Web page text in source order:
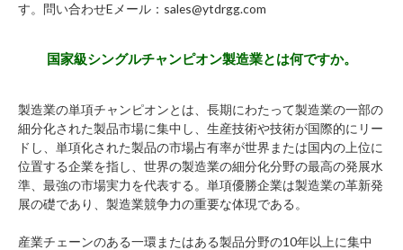
す。問い合わせEメール：sales@ytdrgg.com
国家級シングルチャンピオン製造業とは何ですか。
製造業の単項チャンピオンとは、長期にわたって製造業の一部の
細分化された製品市場に集中し、生産技術や技術が国際的にリー
ドし、単項化された製品の市場占有率が世界または国内の上位に
位置する企業を指し、世界の製造業の細分化分野の最高の発展水
準、最強の市場実力を代表する。単項優勝企業は製造業の革新発
展の礎であり、製造業競争力の重要な体現である。
産業チェーンのある一環またはある製品分野の10年以上に集中